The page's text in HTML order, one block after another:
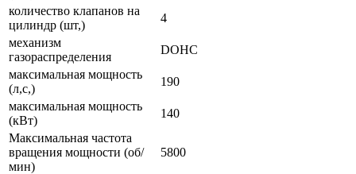
количество клапанов на
цилиндр (шт,)
4
механизм
газораспределения
DOHC
максимальная мощность
(л,с,)
190
максимальная мощность
(кВт)
140
Максимальная частота
вращения мощности (об/
мин)
5800